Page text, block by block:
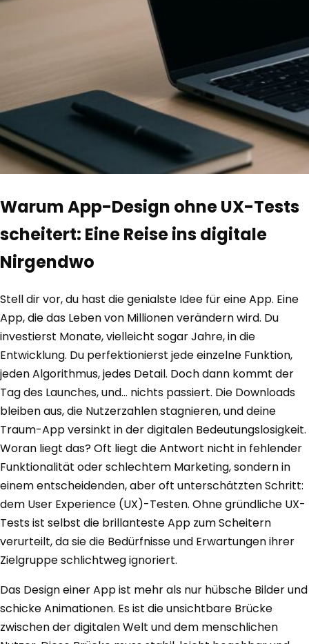
Warum App-Design ohne UX-Tests
scheitert: Eine Reise ins digitale
Nirgendwo
Stell dir vor, du hast die genialste Idee für eine App. Eine
App, die das Leben von Millionen verändern wird. Du
investierst Monate, vielleicht sogar Jahre, in die
Entwicklung. Du perfektionierst jede einzelne Funktion,
jeden Algorithmus, jedes Detail. Doch dann kommt der
Tag des Launches, und… nichts passiert. Die Downloads
bleiben aus, die Nutzerzahlen stagnieren, und deine
Traum-App versinkt in der digitalen Bedeutungslosigkeit.
Woran liegt das? Oft liegt die Antwort nicht in fehlender
Funktionalität oder schlechtem Marketing, sondern in
einem entscheidenden, aber oft unterschätzten Schritt:
dem User Experience (UX)-Testen. Ohne gründliche UX-
Tests ist selbst die brillanteste App zum Scheitern
verurteilt, da sie die Bedürfnisse und Erwartungen ihrer
Zielgruppe schlichtweg ignoriert.
Das Design einer App ist mehr als nur hübsche Bilder und
schicke Animationen. Es ist die unsichtbare Brücke
zwischen der digitalen Welt und dem menschlichen